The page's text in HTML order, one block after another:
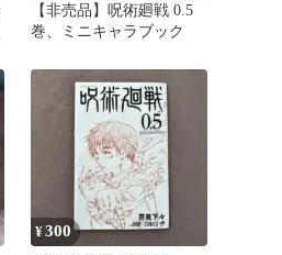
【非売品】呪術廻戦 0.5
巻、ミニキャラブック
¥300